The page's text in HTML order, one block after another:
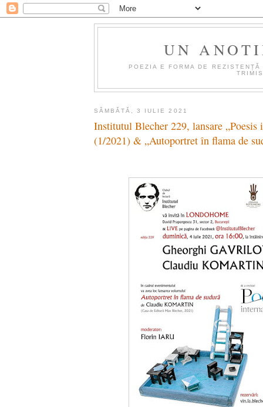
UN
POEZIA E FORMA DE
SÂMBĂTĂ, 3 IULIE 2021
Institutul Blecher 229, lansare „Poesis
(1/2021) & „Autoportret în flama de